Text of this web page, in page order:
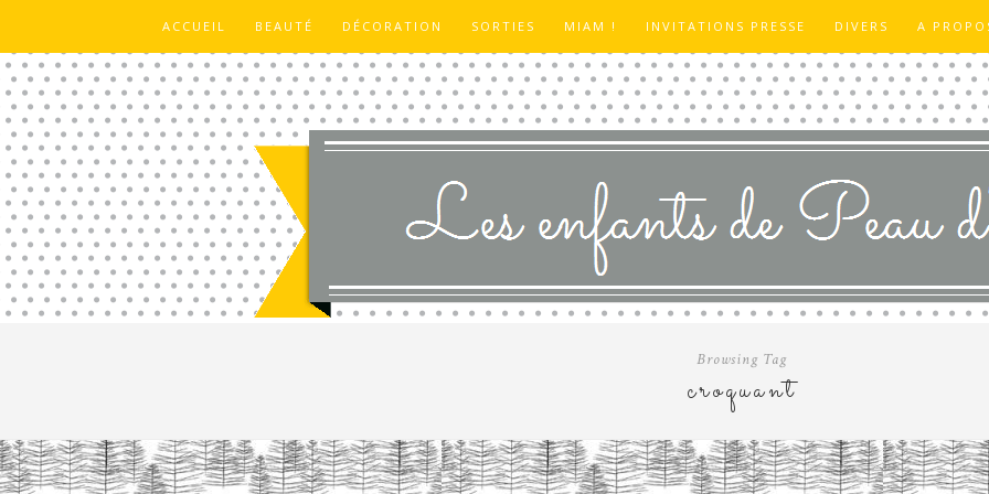
ACCUEIL BEAUTÉ DÉCORATION SORTIES MIAM ! INVITATIONS PRESSE DIVERS A
Browsing Tag
croquant